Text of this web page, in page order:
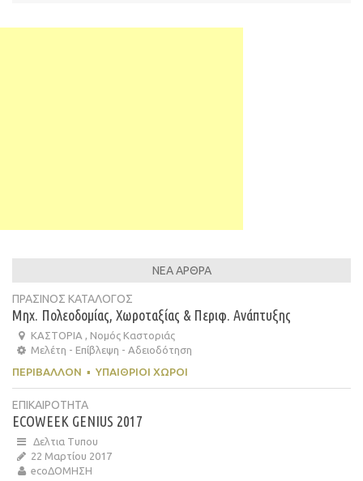
ΝΕΑ ΑΡΘΡΑ
ΠΡΑΣΙΝΟΣ ΚΑΤΑΛΟΓΟΣ
Μηχ. Πολεοδομίας, Χωροταξίας & Περιφ. Ανάπτυξης
ΚΑΣΤΟΡΙΑ , Νομός Καστοριάς
Μελέτη - Επίβλεψη - Αδειοδότηση
ΠΕΡΙΒΆΛΛΟΝ ▪ ΥΠΑΊΘΡΙΟΙ ΧΏΡΟΙ
ΕΠΙΚΑΙΡΟΤΗΤΑ
ECOWEEK GENIUS 2017
Δελτια Τυπου
22 Μαρτίου 2017
ecoΔΟΜΗΣΗ